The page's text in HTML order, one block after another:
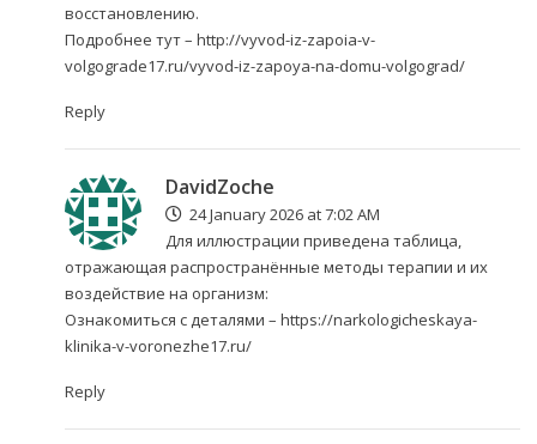
восстановлению.
Подробнее тут – http://vyvod-iz-zapoia-v-
volgograde17.ru/vyvod-iz-zapoya-na-domu-volgograd/
Reply
DavidZoche
24 January 2026 at 7:02 AM
Для иллюстрации приведена таблица,
отражающая распространённые методы терапии и их
воздействие на организм:
Ознакомиться с деталями – https://narkologicheskaya-
klinika-v-voronezhe17.ru/
Reply